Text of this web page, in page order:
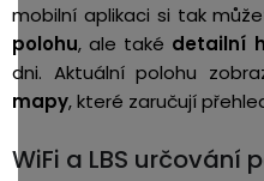
mobilní aplikaci si tak
polohu, ale také detailní
dni. Aktuální polohu
mapy, které zaručují
WiFi a LBS určování